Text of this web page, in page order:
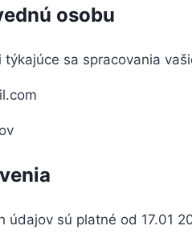
osobu
sa spracovania
údajov sú platné od 17.01